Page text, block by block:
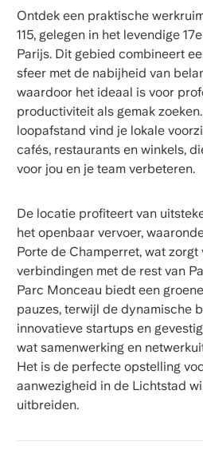
Ontdek een praktische
115, gelegen in het levendige
Parijs. Dit gebied combineert
sfeer met de nabijheid van
waardoor het ideaal is voor
productiviteit als gemak
loopafstand vind je lokale
cafés, restaurants en winkels,
voor jou en je team verbeteren.
De locatie profiteert van
het openbaar vervoer,
Porte de Champerret, wat zorgt
verbindingen met de rest van
Parc Monceau biedt een
pauzes, terwijl de dynamische
innovatieve startups en
wat samenwerking en
Het is de perfecte opstelling
aanwezigheid in de Lichtstad
uitbreiden.